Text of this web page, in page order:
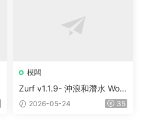
模闆
Zurf v1.1.9- 沖浪和潛水 Wor
dPress主題
2026-05-24 35